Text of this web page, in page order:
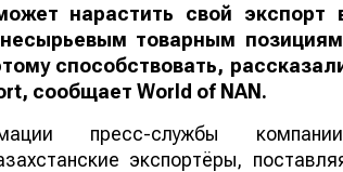
нарастить свой экспорт
товарным
способствовать,
сообщает World of NAN.
пресс-службы
экспортёры,